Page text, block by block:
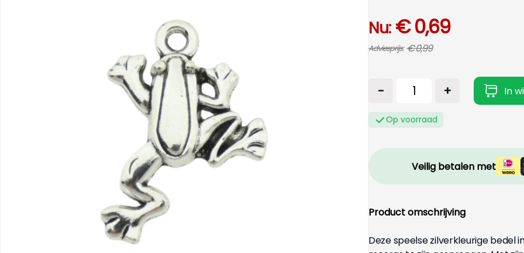
Nu:€ 0,69
Adviesprijs: € 0,99
- + In
Op voorraad
Veilig betalen met
Product omschrijving
Deze speelse zilverkleurige bedel